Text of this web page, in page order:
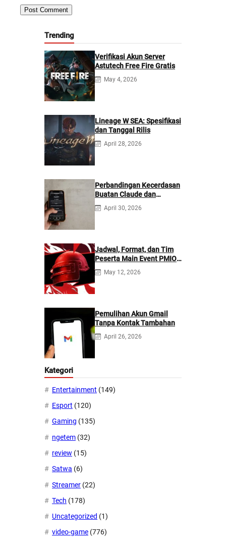
Trending
Verifikasi Akun Server
Astutech Free Fire Gratis
May 4, 2026
Lineage W SEA: Spesifikasi
dan Tanggal Rilis
April 28, 2026
Perbandingan Kecerdasan
Buatan Claude dan
ChatGPT: Mana yang
Lebih Baik?
April 30, 2026
Jadwal, Format, dan Tim
Peserta Main Event PMIO
2026
May 12, 2026
Pemulihan Akun Gmail
Tanpa Kontak Tambahan
April 26, 2026
Kategori
Entertainment (149)
Esport (120)
Gaming (135)
ngetem (32)
review (15)
Satwa (6)
Streamer (22)
Tech (178)
Uncategorized (1)
video-game (776)